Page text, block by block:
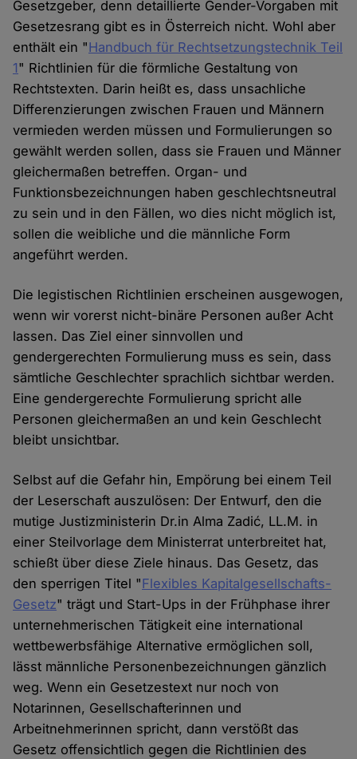
Gesetzgeber, denn detaillierte Gender-Vorgaben mit
Gesetzesrang gibt es in Österreich nicht. Wohl aber
enthält ein "Handbuch für Rechtsetzungstechnik Teil
1" Richtlinien für die förmliche Gestaltung von
Rechtstexten. Darin heißt es, dass unsachliche
Differenzierungen zwischen Frauen und Männern
vermieden werden müssen und Formulierungen so
gewählt werden sollen, dass sie Frauen und Männer
gleichermaßen betreffen. Organ- und
Funktionsbezeichnungen haben geschlechtsneutral
zu sein und in den Fällen, wo dies nicht möglich ist,
sollen die weibliche und die männliche Form
angeführt werden.
Die legistischen Richtlinien erscheinen ausgewogen,
wenn wir vorerst nicht-binäre Personen außer Acht
lassen. Das Ziel einer sinnvollen und
gendergerechten Formulierung muss es sein, dass
sämtliche Geschlechter sprachlich sichtbar werden.
Eine gendergerechte Formulierung spricht alle
Personen gleichermaßen an und kein Geschlecht
bleibt unsichtbar.
Selbst auf die Gefahr hin, Empörung bei einem Teil
der Leserschaft auszulösen: Der Entwurf, den die
mutige Justizministerin Dr.in Alma Zadić, LL.M. in
einer Steilvorlage dem Ministerrat unterbreitet hat,
schießt über diese Ziele hinaus. Das Gesetz, das
den sperrigen Titel "Flexibles Kapitalgesellschafts-
Gesetz" trägt und Start-Ups in der Frühphase ihrer
unternehmerischen Tätigkeit eine international
wettbewerbsfähige Alternative ermöglichen soll,
lässt männliche Personenbezeichnungen gänzlich
weg. Wenn ein Gesetzestext nur noch von
Notarinnen, Gesellschafterinnen und
Arbeitnehmerinnen spricht, dann verstößt das
Gesetz offensichtlich gegen die Richtlinien des